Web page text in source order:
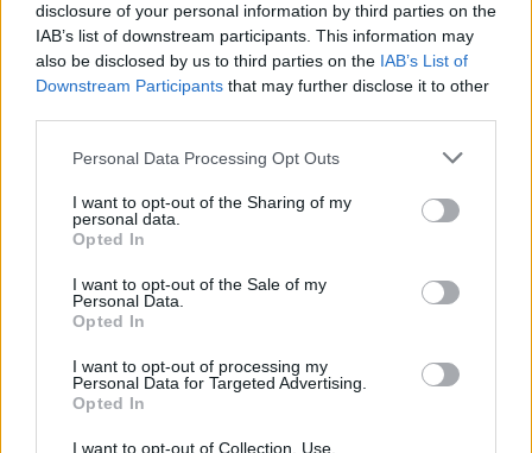
disclosure of your personal information by third parties on the
IAB’s list of downstream participants. This information may
also be disclosed by us to third parties on the IAB’s List of
Downstream Participants that may further disclose it to other
Personal Data Processing Opt Outs
I want to opt-out of the Sharing of my
personal data.
Opted In
I want to opt-out of the Sale of my
Personal Data.
Opted In
I want to opt-out of processing my
Personal Data for Targeted Advertising.
Opted In
I want to opt-out of Collection, Use,
2. La posture de l’arbre
Elle mobilise tout le bas du corps, parfait pour se gainer
Le bon geste :debout, les pieds bien à plat sur le sol, on
lève la jambe gauche en ramenant la plante du pied vers
le genou droit, hanche ouverte. On garde tout le poids
du corps bien en appui sur sa jambe droite, et on ramène